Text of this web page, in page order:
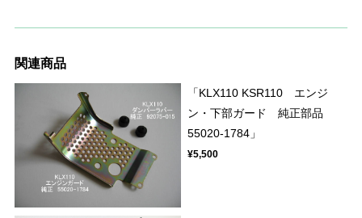
関連商品
「KLX110 KSR110 エンジ
ン・下部ガード 純正部品
55020-1784」
¥5,500